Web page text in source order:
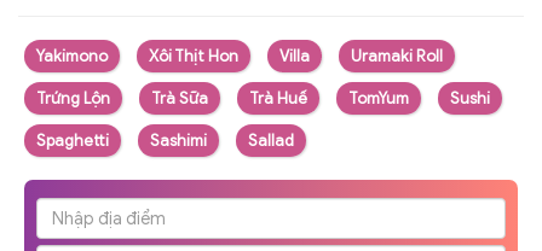
Yakimono Xôi Thịt Hon Villa Uramaki Roll
Trứng Lộn Trà Sữa Trà Huế TomYum Sushi
Spaghetti Sashimi Sallad